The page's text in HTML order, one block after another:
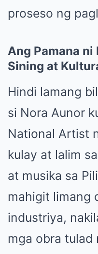
proseso ng
Ang Pamana ni
Sining at
Hindi lamang
si Nora Aunor
National Artist
kulay at lalim
at musika sa
mahigit limang
industriya,
mga obra tulad